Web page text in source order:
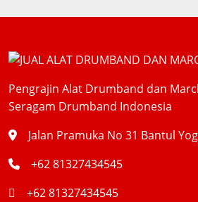
Pengrajin Alat Drumband dan
Seragam Drumband Indonesia
Jalan Pramuka No 31 Bantul
+62 81327434545
+62 81327434545